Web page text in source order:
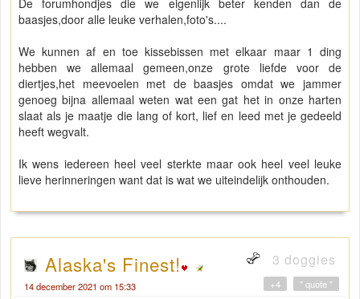
baasjes,door alle leuke verhalen,foto's....
We kunnen af en toe kissebissen met elkaar maar 1 ding
hebben we allemaal gemeen,onze grote liefde voor de
diertjes,het meevoelen met de baasjes omdat we jammer
genoeg bijna allemaal weten wat een gat het in onze harten
slaat als je maatje die lang of kort, lief en leed met je gedeeld
heeft wegvalt.
Ik wens iedereen heel veel sterkte maar ook heel veel leuke
lieve herinneringen want dat is wat we uiteindelijk onthouden.
Alaska's Finest! 3 doggies
14 december 2021 om 15:33 " quote "
+4